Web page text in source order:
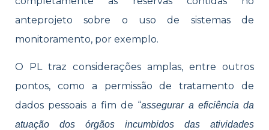
anteprojeto sobre o uso de sistemas de
monitoramento, por exemplo.
O PL traz considerações amplas, entre outros
pontos, como a permissão de tratamento de
dados pessoais a fim de “assegurar a eficiência da
atuação dos órgãos incumbidos das atividades